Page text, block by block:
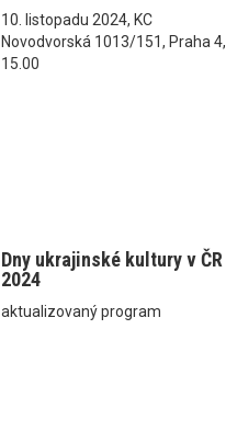
10. listopadu 2024, KC
Novodvorská 1013/151, Praha 4,
15.00
Dny ukrajinské kultury v ČR
2024
aktualizovaný program